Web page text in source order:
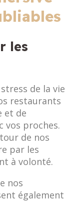
les
de la vie
restaurants
et de
vos proches.
de nos
par les
à volonté.
nos
également